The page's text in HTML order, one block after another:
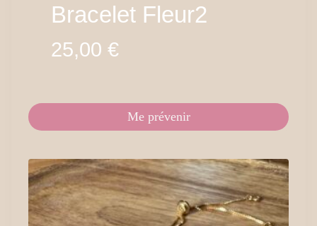
Bracelet Fleur2
25,00 €
Me prévenir